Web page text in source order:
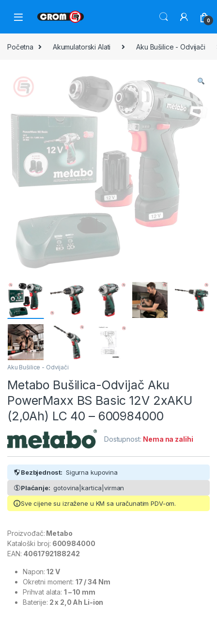
0
Početna Akumulatorski Alati Aku Bušilice - Odvijači
Aku Bušilice - Odvijači
Metabo Bušilica-Odvijač Aku
PowerMaxx BS Basic 12V 2xAKU
(2,0Ah) LC 40 – 600984000
Dostupnost: Nema na zalihi
Bezbjednost: Sigurna kupovina
Plaćanje: gotovina|kartica|virman
Sve cijene su izražene u KM sa uračunatim PDV-om.
Proizvođač: Metabo
Kataloški broj: 600984000
EAN: 4061792188242
Napon: 12 V
Okretni moment: 17 / 34 Nm
Prihvat alata: 1 – 10 mm
Baterije: 2 x 2,0 Ah Li-ion